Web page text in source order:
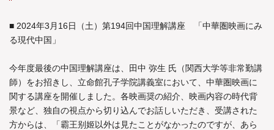
■ 2024年3月16日（土）第194回中国理解講座 「中華圏映画にみ
る現代中国」
今年度最後の中国理解講座は、田中 弥生 氏（関西大学等非常勤講
師）をお招きし、立命館孔子学院講義室において、中華圏映画に
関する講座を開催しました。各映画奨の紹介、映画内容の時代背
景など、独自の視点から切り込んでお話しいただき、受講された
方からは、「霸王别姬以外は見たことがなかったのですが、あら